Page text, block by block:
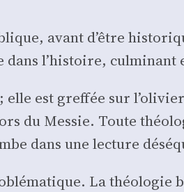
avant d’être
l’histoire, culmi­nant
elle est gref­fée sur
du Mes­sie. Toute
dans une lec­ture
La théo­lo­gie